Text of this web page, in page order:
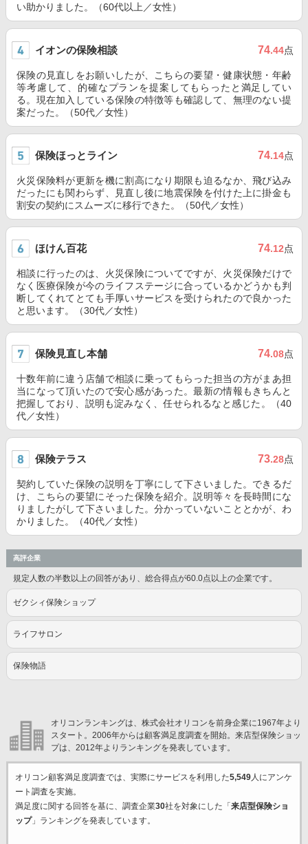
い助かりました。（60代以上／女性）
イオンの保険相談 74.44点
保険の見直しをお願いしたが、こちらの要望・健康状態・年齢
等考慮して、的確なプランを提案してもらったと満足してい
る。現在加入している保険の特徴等も確認して、無理のない提
案だった。（50代／女性）
保険ほっとライン 74.14点
火災保険料が更新を機に割高になり期限も迫るなか、飛び込み
だったにも関わらず、見直し後に地震保険を付けた上に掛金も
割安の契約にスムーズに移行できた。（50代／女性）
ほけん百花 74.12点
相談に行ったのは、火災保険についてですが、火災保険だけで
なく医療保険が今のライフステージに合っているかどうかも判
断してくれてとても手厚いサービスを受けられたので良かった
と思います。（30代／女性）
保険見直し本舗 74.08点
十数年前に違う店舗で相談に乗ってもらった担当の方がまあ担
当になって頂いたので安心感があった。最新の情報もきちんと
把握しており、説明も淀みなく、任せられるなと感じた。（40
代／女性）
保険テラス 73.28点
契約していた保険の説明を丁寧にして下さいました。できるだ
け、こちらの要望にそった保険を紹介。説明等々を長時間にな
りましたがして下さいました。分かっていないこととかが、わ
かりました。（40代／女性）
高評企業
規定人数の半数以上の回答があり、総合得点が60.0点以上の企業です。
ゼクシィ保険ショップ
ライフサロン
保険物語
オリコンランキングは、株式会社オリコンを前身企業に1967年より
スタート。2006年からは顧客満足度調査を開始。来店型保険ショッ
プは、2012年よりランキングを発表しています。
オリコン顧客満足度調査では、実際にサービスを利用した5,549人にアンケ
ート調査を実施。
満足度に関する回答を基に、調査企業30社を対象にした「 来店型保険ショ
ップ」ランキングを発表しています。